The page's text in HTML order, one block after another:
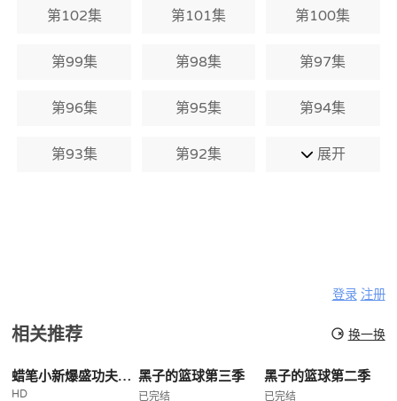
第102集 第101集 第100集
第99集 第98集 第97集
第96集 第95集 第94集
第93集 第92集 展开
登录 注册
相关推荐 换一换
蜡笔小新爆盛功夫小子拉面之乱
HD
黑子的篮球第三季
已完结
黑子的篮球第二季
已完结